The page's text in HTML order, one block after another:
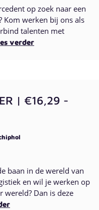
op zoek naar een
Kom werken bij ons als
talenten met
verder
| €16,29 -
baan in de wereld van
en wil je werken op
wereld? Dan is deze